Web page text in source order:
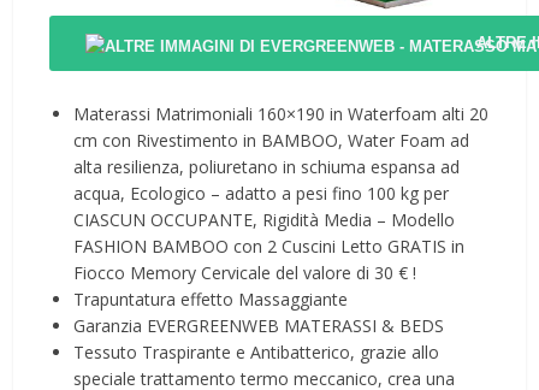
ALTRE
Materassi Matrimoniali 160×190 in Waterfoam alti 20
cm con Rivestimento in BAMBOO, Water Foam ad
alta resilienza, poliuretano in schiuma espansa ad
acqua, Ecologico – adatto a pesi fino 100 kg per
CIASCUN OCCUPANTE, Rigidità Media – Modello
FASHION BAMBOO con 2 Cuscini Letto GRATIS in
Fiocco Memory Cervicale del valore di 30 € !
Trapuntatura effetto Massaggiante
Garanzia EVERGREENWEB MATERASSI & BEDS ️️️️️
Tessuto Traspirante e Antibatterico, grazie allo
speciale trattamento termo meccanico, crea una